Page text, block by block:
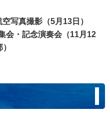
写真撮影（5月13日）
念演奏会（11月12